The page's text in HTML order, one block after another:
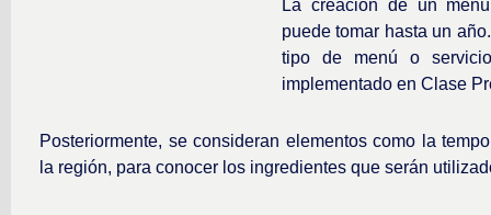
La creación de un
puede tomar hasta un
tipo de menú o
implementado en Clase
Posteriormente, se consideran elementos como la
la región, para conocer los ingredientes que serán